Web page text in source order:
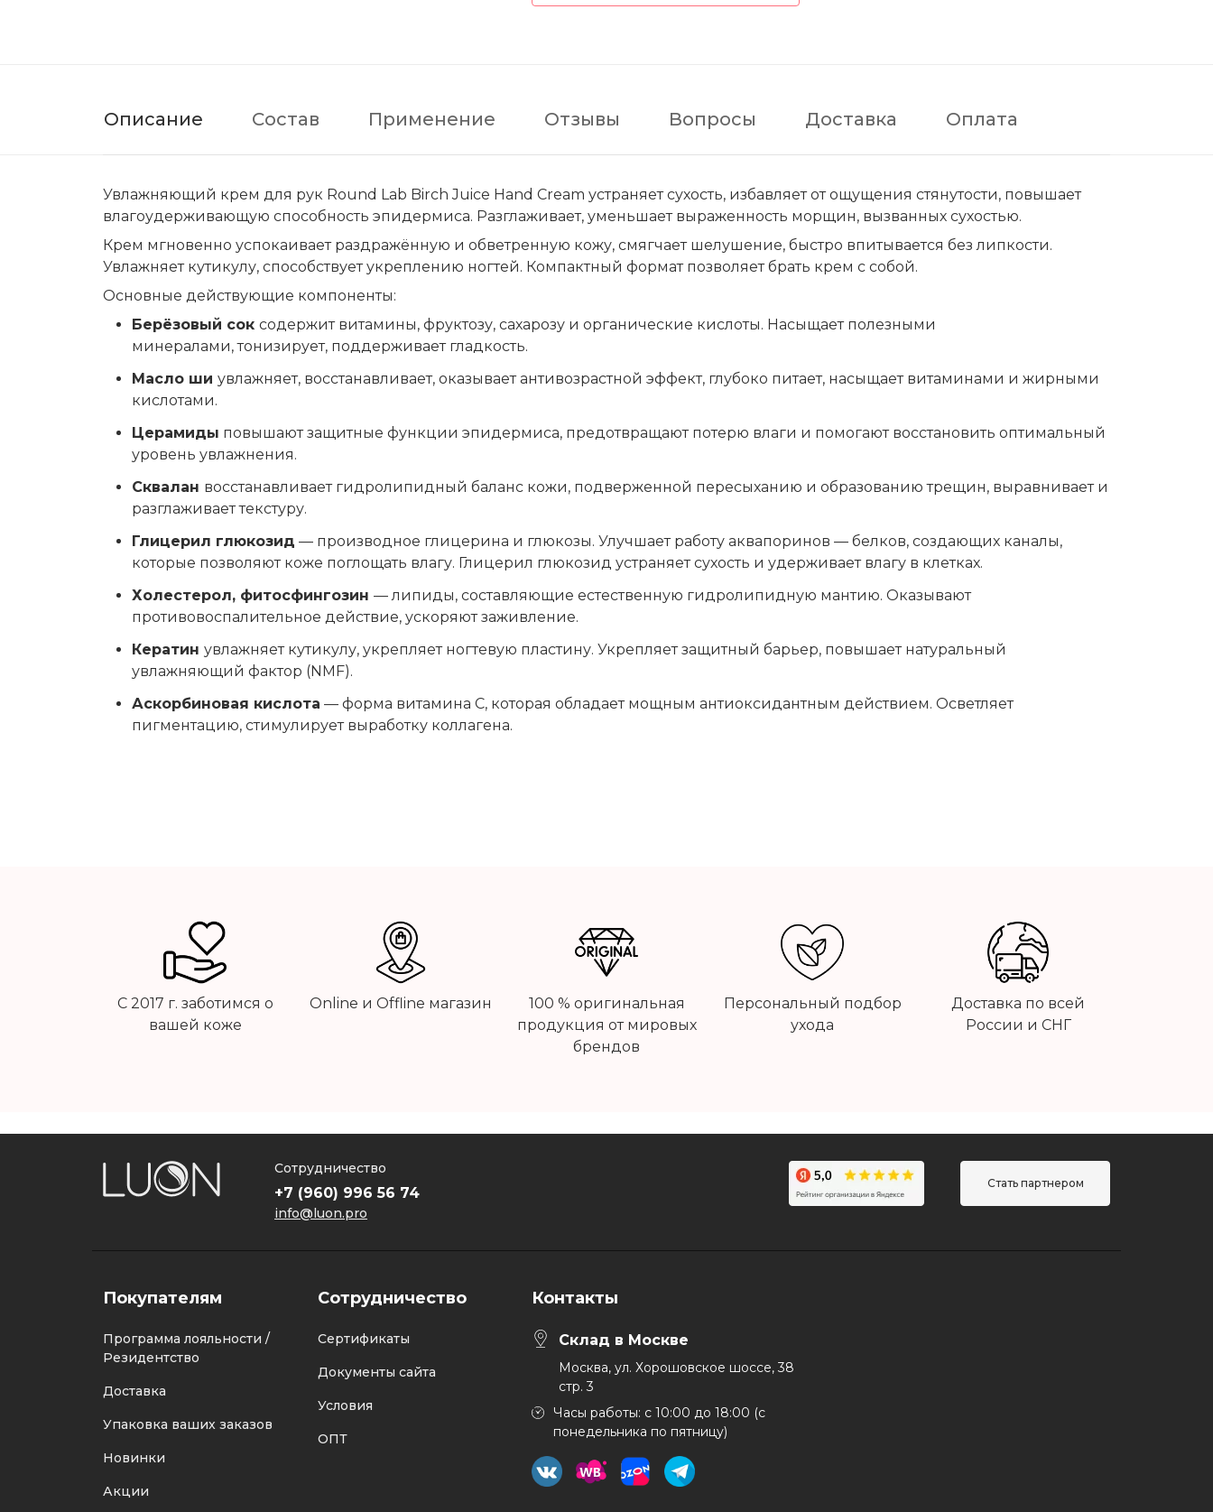
Описание Состав Применение Отзывы Вопросы Доставка Оплата
Увлажняющий крем для рук Round Lab Birch Juice Hand Cream устраняет сухость, избавляет от ощущения стянутости, повышает
влагоудерживающую способность эпидермиса. Разглаживает, уменьшает выраженность морщин, вызванных сухостью.
Крем мгновенно успокаивает раздражённую и обветренную кожу, смягчает шелушение, быстро впитывается без липкости.
Увлажняет кутикулу, способствует укреплению ногтей. Компактный формат позволяет брать крем с собой.
Основные действующие компоненты:
Берёзовый сок содержит витамины, фруктозу, сахарозу и органические кислоты. Насыщает полезными
минералами, тонизирует, поддерживает гладкость.
Масло ши увлажняет, восстанавливает, оказывает антивозрастной эффект, глубоко питает, насыщает витаминами и жирными
кислотами.
Церамиды повышают защитные функции эпидермиса, предотвращают потерю влаги и помогают восстановить оптимальный
уровень увлажнения.
Сквалан восстанавливает гидролипидный баланс кожи, подверженной пересыханию и образованию трещин, выравнивает и
разглаживает текстуру.
Глицерил глюкозид — производное глицерина и глюкозы. Улучшает работу аквапоринов — белков, создающих каналы,
которые позволяют коже поглощать влагу. Глицерил глюкозид устраняет сухость и удерживает влагу в клетках.
Холестерол, фитосфингозин — липиды, составляющие естественную гидролипидную мантию. Оказывают
противовоспалительное действие, ускоряют заживление.
Кератин увлажняет кутикулу, укрепляет ногтевую пластину. Укрепляет защитный барьер, повышает натуральный
увлажняющий фактор (NMF).
Аскорбиновая кислота — форма витамина C, которая обладает мощным антиоксидантным действием. Осветляет
пигментацию, стимулирует выработку коллагена.
С 2017 г. заботимся о
вашей коже
Online и Offline магазин
100 % оригинальная
продукция от мировых
брендов
Персональный подбор
ухода
Доставка по всей
России и СНГ
Сотрудничество
+7 (960) 996 56 74
info@luon.pro
Стать партнером
Покупателям
Программа лояльности /
Резидентство
Доставка
Упаковка ваших заказов
Новинки
Акции
Сотрудничество
Сертификаты
Документы сайта
Условия
ОПТ
Контакты
Склад в Москве
Москва, ул. Хорошовское шоссе, 38
стр. 3
Часы работы: с 10:00 до 18:00 (с
понедельника по пятницу)